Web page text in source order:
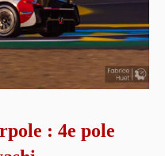
: 4e pole